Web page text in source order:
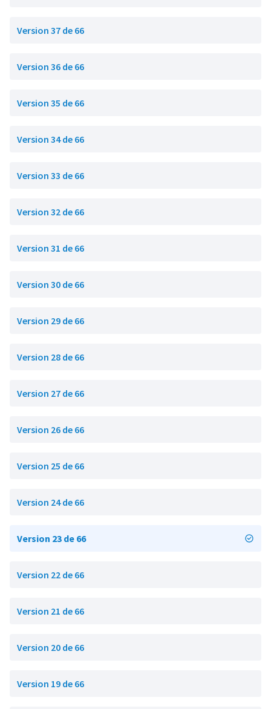
Version 37 de 66
Version 36 de 66
Version 35 de 66
Version 34 de 66
Version 33 de 66
Version 32 de 66
Version 31 de 66
Version 30 de 66
Version 29 de 66
Version 28 de 66
Version 27 de 66
Version 26 de 66
Version 25 de 66
Version 24 de 66
Version 23 de 66
Version 22 de 66
Version 21 de 66
Version 20 de 66
Version 19 de 66